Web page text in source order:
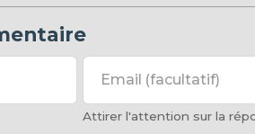
Email (facultatif)
Attirer l'attention sur la